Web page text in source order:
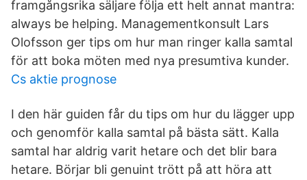
framgångsrika säljare följa ett helt annat mantra:
always be helping. Managementkonsult Lars
Olofsson ger tips om hur man ringer kalla samtal
för att boka möten med nya presumtiva kunder.
Cs aktie prognose
I den här guiden får du tips om hur du lägger upp
och genomför kalla samtal på bästa sätt. Kalla
samtal har aldrig varit hetare och det blir bara
hetare. Börjar bli genuint trött på att höra att